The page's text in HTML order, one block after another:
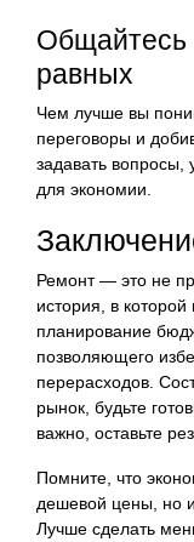
Общайтесь
равных
Чем лучше вы
переговоры и
задавать вопросы,
для экономии.
Ремонт — это не
история, в
планирование
позволяющего
перерасходов.
рынок, будьте
важно, оставьте
Помните, что
дешевой цены, но
Лучше сделать